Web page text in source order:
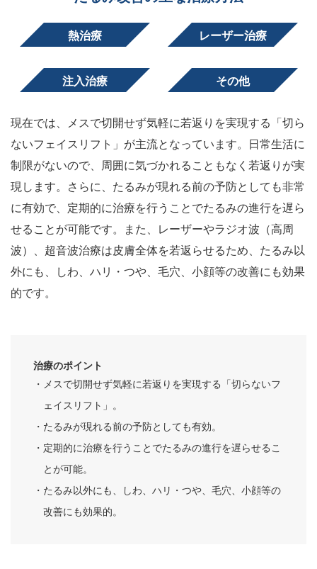
熱治療 レーザー治療
注入治療 その他
現在では、メスで切開せず気軽に若返りを実現する「切ら
ないフェイスリフト」が主流となっています。日常生活に
制限がないので、周囲に気づかれることもなく若返りが実
現します。さらに、たるみが現れる前の予防としても非常
に有効で、定期的に治療を行うことでたるみの進行を遅ら
せることが可能です。また、レーザーやラジオ波（高周
波）、超音波治療は皮膚全体を若返らせるため、たるみ以
外にも、しわ、ハリ・つや、毛穴、小顔等の改善にも効果
的です。
治療のポイント
・メスで切開せず気軽に若返りを実現する「切らないフ
ェイスリフト」。
・たるみが現れる前の予防としても有効。
・定期的に治療を行うことでたるみの進行を遅らせるこ
とが可能。
・たるみ以外にも、しわ、ハリ・つや、毛穴、小顔等の
改善にも効果的。